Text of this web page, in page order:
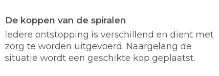
De koppen van de spiralen
Iedere ontstopping is verschillend en dient met
zorg te worden uitgevoerd. Naargelang de
situatie wordt een geschikte kop geplaatst.